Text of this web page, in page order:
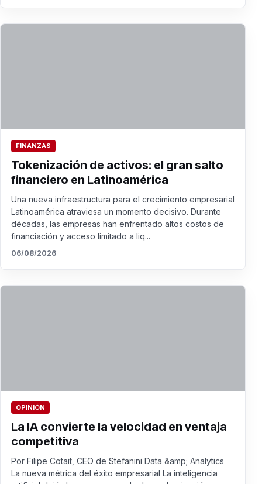
FINANZAS
Tokenización de activos: el gran salto
financiero en Latinoamérica
Una nueva infraestructura para el crecimiento empresarial
Latinoamérica atraviesa un momento decisivo. Durante
décadas, las empresas han enfrentado altos costos de
financiación y acceso limitado a liq...
06/08/2026
OPINIÓN
La IA convierte la velocidad en ventaja
competitiva
Por Filipe Cotait, CEO de Stefanini Data &amp; Analytics
La nueva métrica del éxito empresarial La inteligencia